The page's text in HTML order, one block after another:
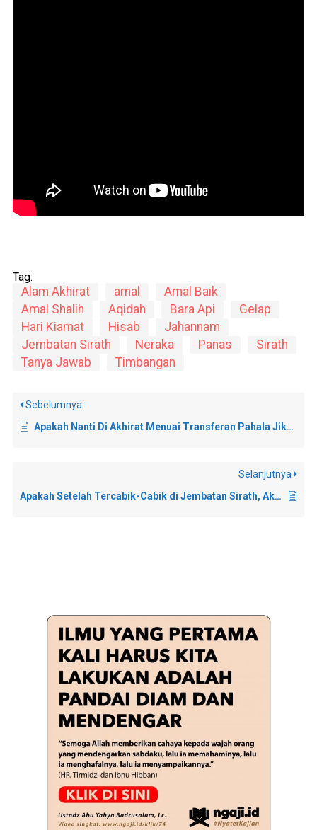
Tag:
Alam Akhirat amal
Amal Baik
Amal Shalih
Aqidah Bara Api
Gelap
Hari Kiamat
Hisab
Jahannam
Jembatan Sirath
Neraka Panas
Sirath
Tanya Jawab
Timbangan
Sebelumnya
Apakah Nanti Di Akhirat Menuai Transferan Pahala Jika Dituduh Mencuri?
Selanjutnya
Apakah Setelah Tercabik-Cabik di Jembatan Sirath, Akankah Jasad Kembali Pulih?